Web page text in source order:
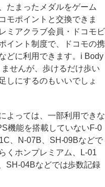
たまったメダルをゲーム
モポイントと交換できま
ミアクラブ会員・ドコモビ
イント制度で、ドコモの携
どに利用できます。i Body
せんが、歩けるだけ歩い
しにするのもいいでしょ
よっては、一部利用できな
機能を搭載していないF-0
、N-07B、SH-09Bなどで
くホンプレミアム、L-01
SH-04Bなどでは歩数記録